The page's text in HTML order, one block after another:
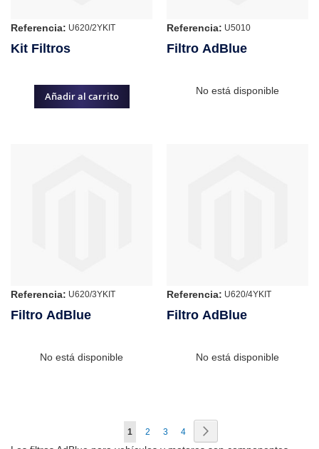
Referencia: U620/2YKIT
Kit Filtros
Añadir al carrito
Referencia: U5010
Filtro AdBlue
No está disponible
Referencia: U620/3YKIT
Filtro AdBlue
No está disponible
Referencia: U620/4YKIT
Filtro AdBlue
No está disponible
Página
Actualmente
1 Página
2 Página
3 Página
4